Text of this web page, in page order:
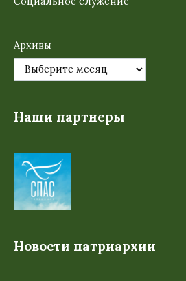
Архивы
Наши партнеры
Новости патриархии